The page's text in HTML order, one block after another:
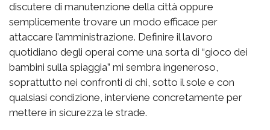
discutere di manutenzione della città oppure
semplicemente trovare un modo efficace per
attaccare l’amministrazione. Definire il lavoro
quotidiano degli operai come una sorta di “gioco dei
bambini sulla spiaggia” mi sembra ingeneroso,
soprattutto nei confronti di chi, sotto il sole e con
qualsiasi condizione, interviene concretamente per
mettere in sicurezza le strade.